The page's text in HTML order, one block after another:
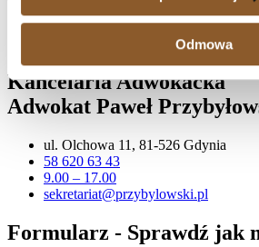
Odmowa
58 620 63 43
sekretariat@przybylowski.pl
Kancelaria Adwokacka
Adwokat Paweł
ul. Olchowa 11, 81-526 Gdynia
58 620 63 43
9.00 – 17.00
sekretariat@przybylowski.pl
Formularz - Sprawdź jak